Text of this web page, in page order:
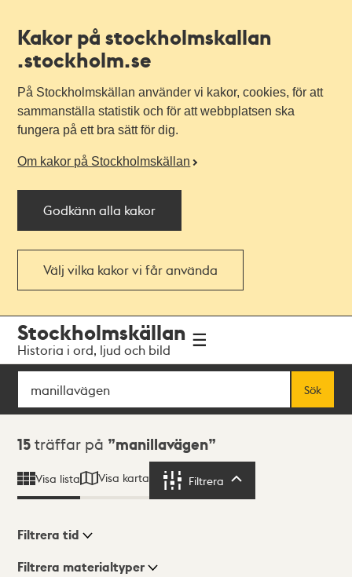
Kakor på stockholmskallan
.stockholm.se
På Stockholmskällan använder vi kakor, cookies, för att
sammanställa statistik och för att webbplatsen ska
fungera på ett bra sätt för dig.
Om kakor på Stockholmskällan
Godkänn alla kakor
Välj vilka kakor vi får använda
navigationen
huvudinnehållet
Stockholmskällan
Historia i ord, ljud och bild
Sök
Sök
Sökresultat
15 träffar på manillavägen
Visa lista Visa karta Filtrera
Visningsläge
Filtrera tid
Filtrera materialtyper